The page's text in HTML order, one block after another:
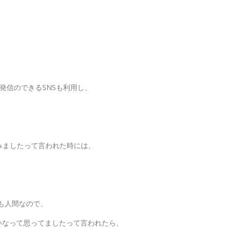
のできるSNSも利用し、
したって言われた時には、
間なので、
って思ってましたって言われたら、